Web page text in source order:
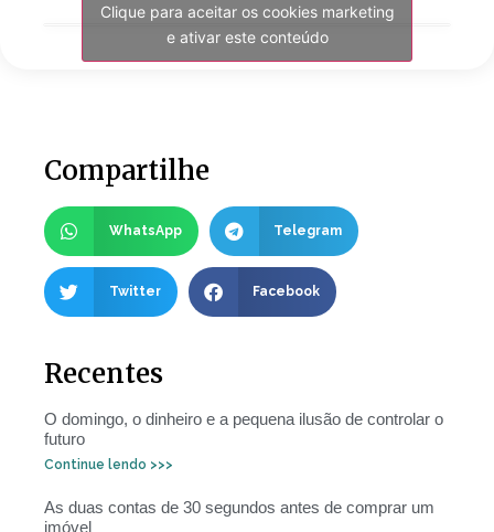
Clique para aceitar os cookies marketing
e ativar este conteúdo
Compartilhe
WhatsApp Telegram
Twitter Facebook
Recentes
O domingo, o dinheiro e a pequena ilusão de controlar o
futuro
Continue lendo >>>
As duas contas de 30 segundos antes de comprar um
imóvel